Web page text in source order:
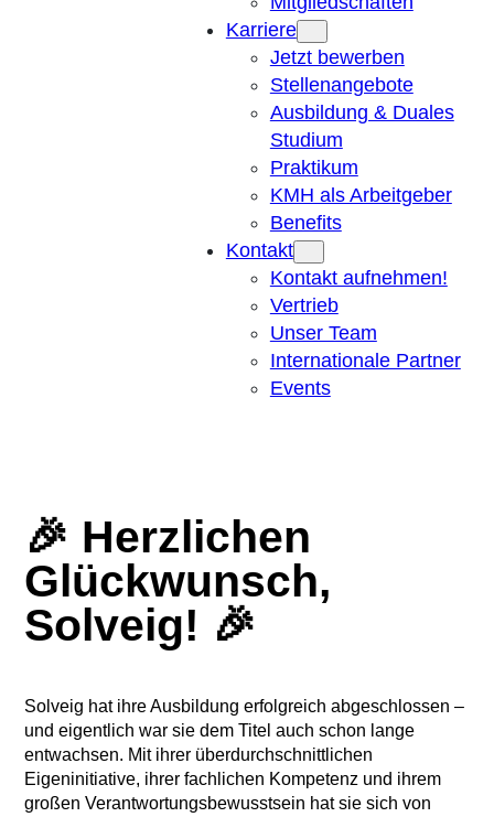
Karriere
Jetzt bewerben
Stellenangebote
Ausbildung & Duales
Studium
Praktikum
KMH als Arbeitgeber
Benefits
Kontakt
Kontakt aufnehmen!
Vertrieb
Unser Team
Internationale Partner
Events
🎉 Herzlichen
Glückwunsch,
Solveig! 🎉
Solveig hat ihre Ausbildung erfolgreich abgeschlossen –
und eigentlich war sie dem Titel auch schon lange
entwachsen. Mit ihrer überdurchschnittlichen
Eigeninitiative, ihrer fachlichen Kompetenz und ihrem
großen Verantwortungsbewusstsein hat sie sich von